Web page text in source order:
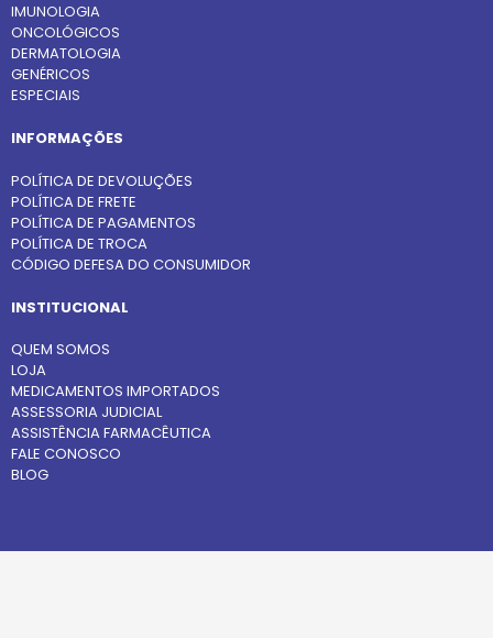
IMUNOLOGIA
ONCOLÓGICOS
DERMATOLOGIA
GENÉRICOS
ESPECIAIS
INFORMAÇÕES
POLÍTICA DE DEVOLUÇÕES
POLÍTICA DE FRETE
POLÍTICA DE PAGAMENTOS
POLÍTICA DE TROCA
CÓDIGO DEFESA DO CONSUMIDOR
INSTITUCIONAL
QUEM SOMOS
LOJA
MEDICAMENTOS IMPORTADOS
ASSESSORIA JUDICIAL
ASSISTÊNCIA FARMACÊUTICA
FALE CONOSCO
BLOG